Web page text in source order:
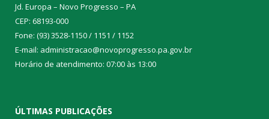
Jd. Europa – Novo Progresso – PA
CEP: 68193-000
Fone: (93) 3528-1150 / 1151 / 1152
E-mail: administracao@novoprogresso.pa.gov.br
Horário de atendimento: 07:00 às 13:00
ÚLTIMAS PUBLICAÇÕES